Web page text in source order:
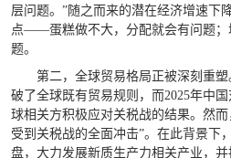
层问题。”随之而来的潜在经济增速下
点——蛋糕做不大，分配就会有问题；
题。
第二，全球贸易格局正被深刻重塑
破了全球既有贸易规则，而2025年中
球相关方积极应对关税战的结果。然
受到关税战的全面冲击”。在此背景下
盘，大力发展新质生产力相关产业，